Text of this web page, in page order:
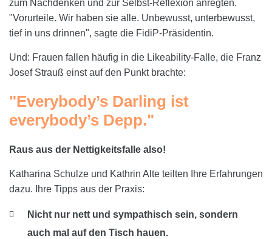
zum Nachdenken und zur Selbst-Reflexion anregten.
"Vorurteile. Wir haben sie alle. Unbewusst, unterbewusst,
tief in uns drinnen", sagte die FidiP-Präsidentin.
Und: Frauen fallen häufig in die Likeability-Falle, die Franz
Josef Strauß einst auf den Punkt brachte:
"Everybody’s Darling ist
everybody’s Depp."
Raus aus der Nettigkeitsfalle also!
Katharina Schulze und Kathrin Alte teilten Ihre Erfahrungen
dazu. Ihre Tipps aus der Praxis:
Nicht nur nett und sympathisch sein, sondern
auch mal auf den Tisch hauen.